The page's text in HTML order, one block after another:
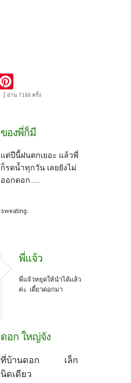
nt
es
t
อ่าน 7188 ครั้ง
ของพี่ก็มี
แต่ปีนี้ฝนตกเยอะ แล้วพี่
ก็รดน้ำทุกวัน เลยยังไม่
ออกดอก.....
:sweating:
พี่แจ้ว
พี่แจ้วหยุดให้นำได้แล้ว
ค่ะ เดี๋ยวดอกมา
ดอก ใหญ่จัง
ที่บ้านดอก เล็ก
นิดเดียว